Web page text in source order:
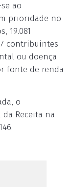
ao
prioridade no
19.081
contribuintes
ou doença
fonte de renda
o
Receita na